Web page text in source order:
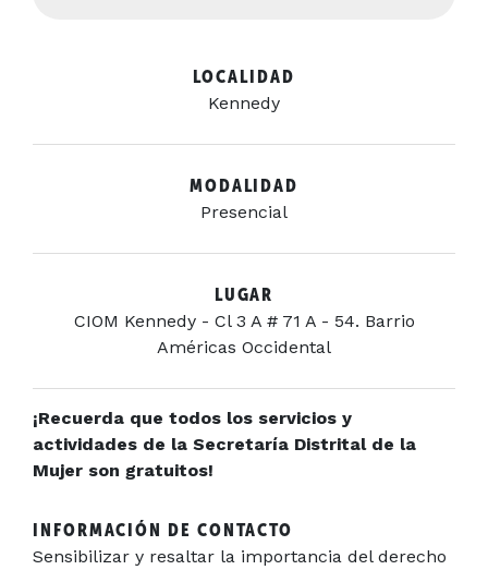
LOCALIDAD
Kennedy
MODALIDAD
Presencial
LUGAR
CIOM Kennedy - Cl 3 A # 71 A - 54. Barrio
Américas Occidental
¡Recuerda que todos los servicios y
actividades de la Secretaría Distrital de la
Mujer son gratuitos!
INFORMACIÓN DE CONTACTO
Sensibilizar y resaltar la importancia del derecho